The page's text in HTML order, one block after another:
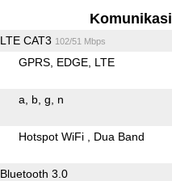
Komunikasi
LTE CAT3 102/51 Mbps
GPRS EDGE LTE
a b g n
Hotspot WiFi Dua Band
Bluetooth 3.0